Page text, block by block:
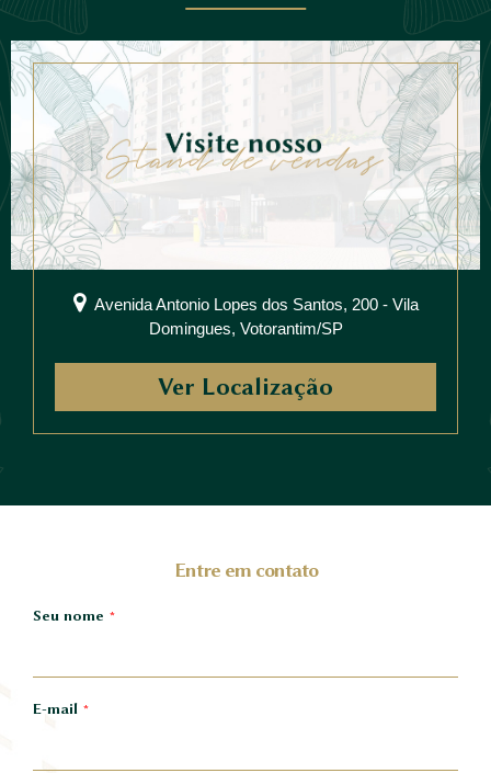
Avenida Antonio Lopes dos Santos, 200 - Vila
Domingues, Votorantim/SP
Ver Localização
Entre em contato
Seu nome
E-mail